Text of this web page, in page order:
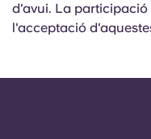
d'avui. La
l'acceptació